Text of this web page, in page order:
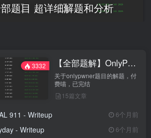
题目 超详细解题和分析
3332 【全部题解】OnlyPwner
关于onlypwner题目的解题，付
费喵，已完结
15篇文章
911 - Writeup 6个月前
- Writeup 6个月前